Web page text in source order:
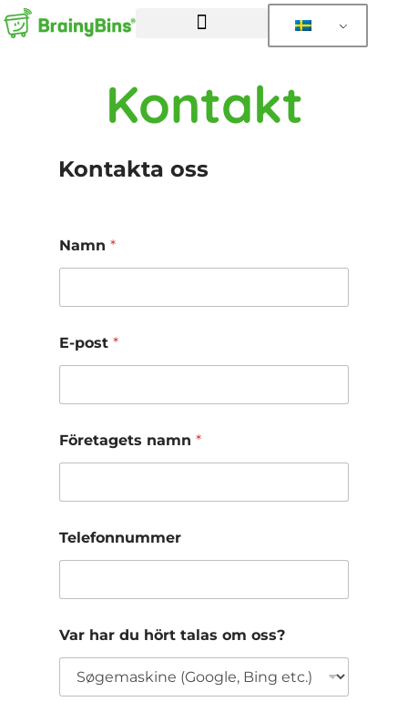
Kontakt
Kontakta oss
Namn *
E-post *
Företagets namn *
Telefonnummer
Var har du hört talas om oss?